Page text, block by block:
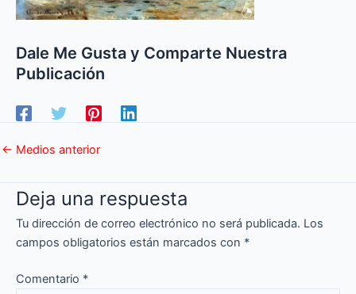
Dale Me Gusta y Comparte Nuestra
Publicación
← Medios anterior
Deja una respuesta
Tu dirección de correo electrónico no será publicada. Los
campos obligatorios están marcados con *
Comentario *